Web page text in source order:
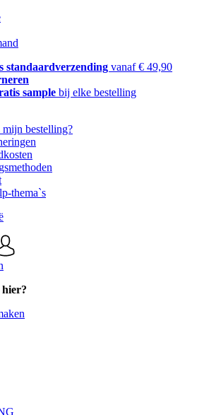
standaardverzending vanaf € 49,90
sample bij elke bestelling
mijn bestelling?
thema`s